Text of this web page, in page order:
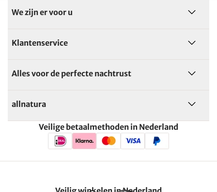
We zijn er voor u
Klantenservice
Alles voor de perfecte nachtrust
allnatura
Veilige betaalmethoden in Nederland